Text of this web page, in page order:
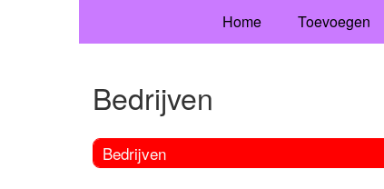
Home Toevoegen
Bedrijven
Bedrijven